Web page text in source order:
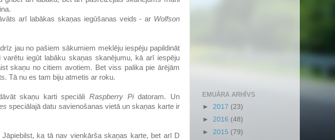
arī labākas skaņas iegūšanas veids - ar Wolfson
jau no pašiem sākumiem meklēju iespēju papildināt
varētu iegūt labāku skaņas skanējumu, kā arī iespēju
skaņu no citiem avotiem. Bet viss palika pie ārējām
Tā nu es tam biju atmetis ar roku.
skaņu karti speciāliRaspberry Pidatoram. Un
speciālajā datu savienošanas vietā un skaņas karte ir
Jāpiebilst, ka tā nav vienkārša skaņas karte, bet arī D
EMUĀRA ARHĪVS
► 2017 (23)
► 2016 (48)
► 2015 (79)